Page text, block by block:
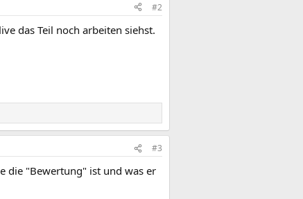
#2
das Teil noch arbeiten siehst.
#3
die "Bewertung" ist und was er